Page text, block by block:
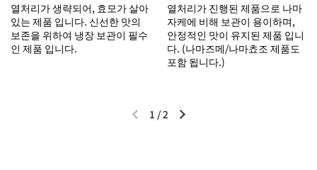
열처리가 생략되어, 효모가 살아
있는 제품 입니다. 신선한 맛의
보존을 위하여 냉장 보관이 필수
인 제품 입니다.
열처리가 진행된 제품으로 나마
자케에 비해 보관이 용이하며,
안정적인 맛이 유지된 제품 입니
다. (나마즈메/나마쵸조 제품도
포함 됩니다.)
이전 슬라이드다음 슬라이드
1 /2